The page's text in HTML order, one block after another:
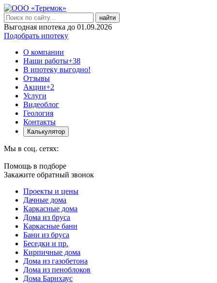
найти
Выгодная ипотека до 01.09.2026
Подобрать ипотеку
О компании
Наши работы+38
В ипотеку выгодно!
Отзывы
Акции+2
Услуги
Видеоблог
Геология
Контакты
Калькулятор
Мы в соц. сетях:
Помощь в подборе
Закажите обратный звонок
Проекты и цены
Дачные дома
Каркасные дома
Дома из бруса
Каркасные бани
Бани из бруса
Беседки и пр.
Кирпичные дома
Дома из газобетона
Дома из пеноблоков
Дома Барнхаус